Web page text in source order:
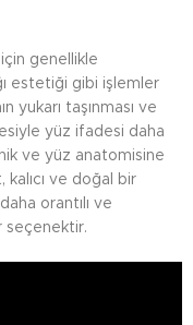
genellikle
estetiği gibi işlemler
yukarı taşınması ve
yüz ifadesi daha
ve yüz anatomisine
kalıcı ve doğal bir
orantılı ve
seçenektir.